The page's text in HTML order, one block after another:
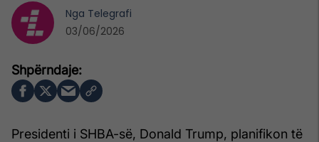
Presidenti i SHBA-së, Donald Trump, planifikon të
Nga Telegrafi
03/06/2026